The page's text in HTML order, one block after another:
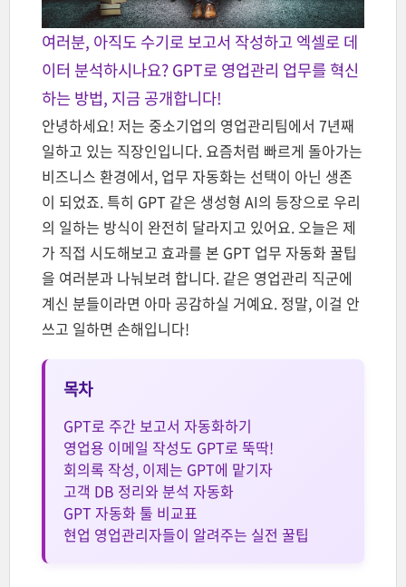
여러분, 아직도 수기로 보고서 작성하고 엑셀로 데
이터 분석하시나요? GPT로 영업관리 업무를 혁신
하는 방법, 지금 공개합니다!
안녕하세요! 저는 중소기업의 영업관리팀에서 7년째
일하고 있는 직장인입니다. 요즘처럼 빠르게 돌아가는
비즈니스 환경에서, 업무 자동화는 선택이 아닌 생존
이 되었죠. 특히 GPT 같은 생성형 AI의 등장으로 우리
의 일하는 방식이 완전히 달라지고 있어요. 오늘은 제
가 직접 시도해보고 효과를 본 GPT 업무 자동화 꿀팁
을 여러분과 나눠보려 합니다. 같은 영업관리 직군에
계신 분들이라면 아마 공감하실 거예요. 정말, 이걸 안
쓰고 일하면 손해입니다!
목차
GPT로 주간 보고서 자동화하기
영업용 이메일 작성도 GPT로 뚝딱!
회의록 작성, 이제는 GPT에 맡기자
고객 DB 정리와 분석 자동화
GPT 자동화 툴 비교표
현업 영업관리자들이 알려주는 실전 꿀팁